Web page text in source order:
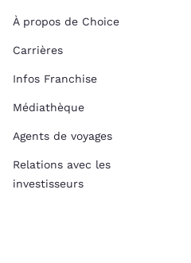
À propos de Choice
Carrières
Infos Franchise
Médiathèque
Agents de voyages
Relations avec les
investisseurs